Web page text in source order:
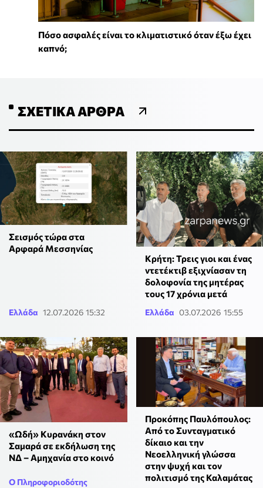
Πόσο ασφαλές είναι το κλιματιστικό όταν έξω έχει
καπνό;
ΣΧΕΤΙΚΆ ΆΡΘΡΑ
Σεισμός τώρα στα
Αρφαρά Μεσσηνίας
Ελλάδα 12.07.2026 15:32
Κρήτη: Τρεις γιοι και ένας
ντετέκτιβ εξιχνίασαν τη
δολοφονία της μητέρας
τους 17 χρόνια μετά
Ελλάδα 03.07.2026 15:55
«Ωδή» Κυρανάκη στον
Σαμαρά σε εκδήλωση της
ΝΔ – Αμηχανία στο κοινό
Ο Πληροφοριοδότης
Προκόπης Παυλόπουλος:
Από το Συνταγματικό
δίκαιο και την
Νεοελληνική γλώσσα
στην ψυχή και τον
πολιτισμό της Καλαμάτας